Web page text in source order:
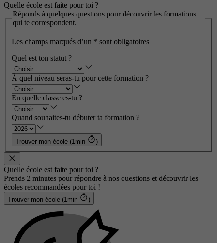
Quelle école est faite pour toi ?
Réponds à quelques questions pour découvrir les formations
qui te correspondent.
Les champs marqués d’un * sont obligatoires
Quel est ton statut ?
À quel niveau seras-tu pour cette formation ?
En quelle classe es-tu ?
Quand souhaites-tu débuter ta formation ?
Trouver mon école (1min )
Quelle école est faite pour toi ?
Prends 2 minutes pour répondre à nos questions et découvrir les
écoles recommandées pour toi !
Trouver mon école (1min )